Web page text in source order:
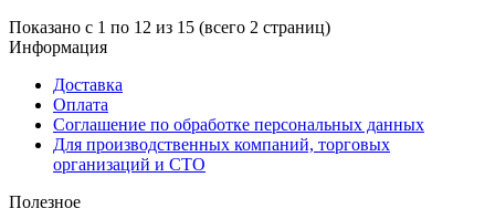
Показано с 1 по 12 из 15 (всего 2 страниц)
Информация
Доставка
Оплата
Соглашение по обработке персональных данных
Для производственных компаний, торговых
организаций и СТО
Полезное